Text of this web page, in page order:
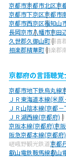
京都市京都市北区京
京都市下京区京都市
京都市西京区福知山
長岡京市八幡市京田
久世郡久御山町綴喜
相楽郡精華町相楽郡
京都府の言語聴
京都市地下鉄烏丸線
ＪＲ東海道本線(米
ＪＲ山陰本線(京都
ＪＲ湖西線(京都府)
京阪本線(京都府)京
阪急京都本線(京都府)
嵯峨野観光鉄道京都
叡山電鉄鞍馬線叡山